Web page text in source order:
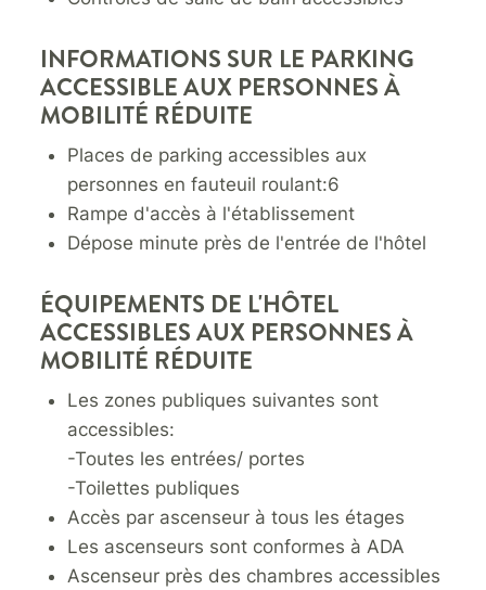
INFORMATIONS SUR LE PARKING
ACCESSIBLE AUX PERSONNES À
MOBILITÉ RÉDUITE
Places de parking accessibles aux
personnes en fauteuil roulant:6
Rampe d'accès à l'établissement
Dépose minute près de l'entrée de l'hôtel
ÉQUIPEMENTS DE L'HÔTEL
ACCESSIBLES AUX PERSONNES À
MOBILITÉ RÉDUITE
Les zones publiques suivantes sont
accessibles:
-Toutes les entrées/ portes
-Toilettes publiques
Accès par ascenseur à tous les étages
Les ascenseurs sont conformes à ADA
Ascenseur près des chambres accessibles